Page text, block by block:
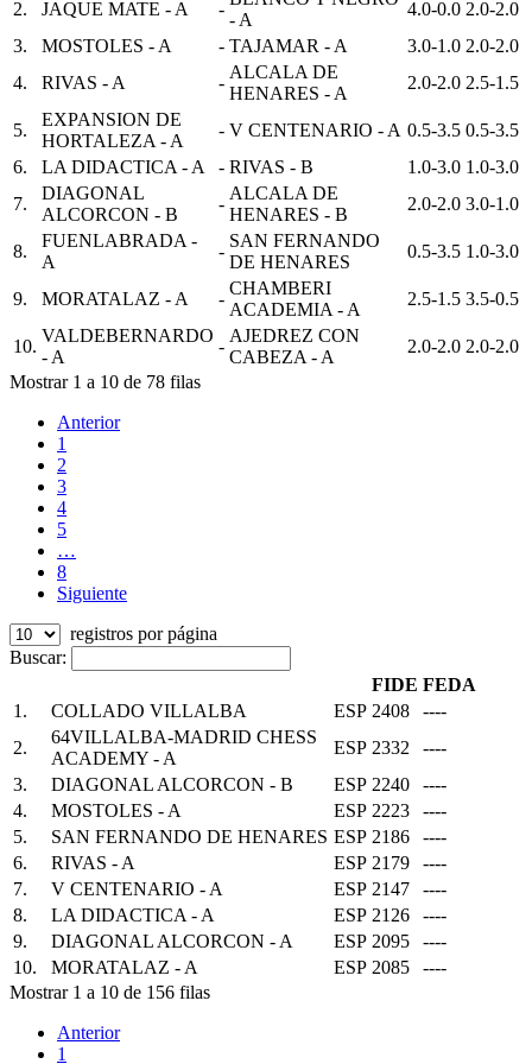
2. JAQUE MATE - A -
- A
4.0-0.0 2.0-2.0
3.
MOSTOLES - A - TAJAMAR - A 3.0-1.0 2.0-2.0
4.
RIVAS - A -
ALCALA DE
HENARES - A
2.0-2.0 2.5-1.5
5.
EXPANSION DE
HORTALEZA - A
- V CENTENARIO - A 0.5-3.5 0.5-3.5
6.
LA DIDACTICA - A - RIVAS - B 1.0-3.0 1.0-3.0
7.
DIAGONAL
ALCORCON - B
-
ALCALA DE
HENARES - B
2.0-2.0 3.0-1.0
8.
FUENLABRADA -
A
-
SAN FERNANDO
DE HENARES
0.5-3.5 1.0-3.0
9. MORATALAZ - A -
CHAMBERI
ACADEMIA - A
2.5-1.5 3.5-0.5
10.
VALDEBERNARDO
- A
-
AJEDREZ CON
CABEZA - A
2.0-2.0 2.0-2.0
Mostrar 1 a 10 de 78 filas
Anterior
1
2
3
4
5
…
8
Siguiente
registros por página
Buscar:
FIDE FEDA
1.
COLLADO VILLALBA ESP 2408
----
2.
64VILLALBA-MADRID CHESS
ACADEMY - A
ESP 2332
----
3.
DIAGONAL ALCORCON - B ESP 2240
----
4.
MOSTOLES - A ESP 2223
----
5.
SAN FERNANDO DE HENARES ESP 2186
----
6.
RIVAS - A ESP 2179
----
7.
V CENTENARIO - A ESP 2147
----
8.
LA DIDACTICA - A ESP 2126
----
9.
DIAGONAL ALCORCON - A ESP 2095
----
10.
MORATALAZ - A ESP 2085
----
Mostrar 1 a 10 de 156 filas
Anterior
1